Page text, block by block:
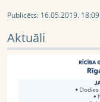
Publicēts: 16.05.2019. 18:09
Aktuāli